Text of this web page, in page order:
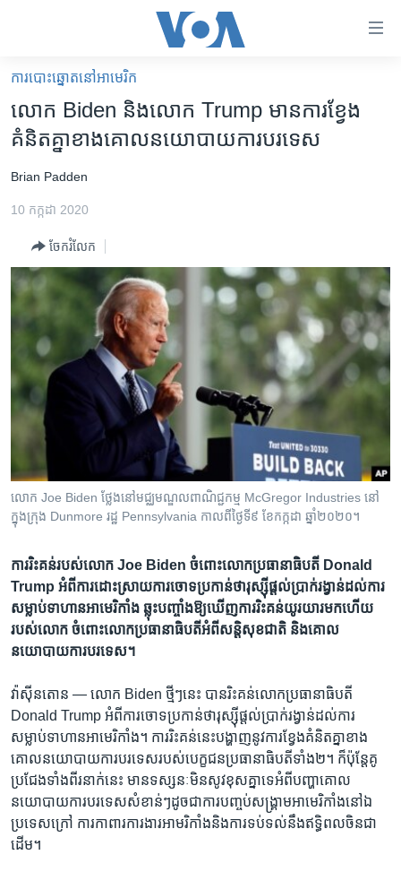
គេហទំព័រ​
ទាក់ទង
រំលង​
និង​
ទំព័រ​
ម្តង
រំលង​
និង​
រចនា
ទៅ​
កាន់​
អន្តរជាតិ
ហេឡូវីអូអេ
កម្ពុជាច្នៃប្រតិដ្ឋ
ព្រឹត្តិការណ៍ព័ត៌មាន
ទូរទស្សន៍ / វីដេអូ​
វិទ្យុ / ផតខាសថ៍
កម្មវិធីទាំងអស់
Khmer English
បណ្តាញ​សង្គម
ភាសា
ការបោះឆ្នោតនៅអាមេរិក
​លោក Biden និង​លោក Trump មាន​ការ​ខ្វែង​
គំនិត​គ្នា​ខាង​គោល​នយោបាយ​ការបរទេស
Brian Padden
10 កក្កដា 2020
ចែករំលែក
លោក Joe Biden ថ្លែង​នៅ​មជ្ឈមណ្ឌល​ពាណិជ្ជកម្ម McGregor Industries នៅ​
ក្នុង​ក្រុង Dunmore រដ្ឋ Pennsylvania កាលពី​ថ្ងៃទី៩ ខែកក្កដា ឆ្នាំ២០២០។
​ការ​​រិះ​គន់​​របស់លោក Joe Biden ចំពោះ​​លោក​ប្រធានាធិបតី​ Donald
Trump អំពីការ​ដោះស្រាយ​​ការ​ចោទ​ប្រកាន់​ថា​​រុស្ស៊ី​ផ្តល់​​ប្រាក់​​រង្វាន់​ដល់​ការ​
សម្លាប់​ទាហាន​​អាមេរិកាំង ​ឆ្លុះ​បញ្ចាំង​ឱ្យ​ឃើញ​ការ​រិះគន់​យូរយារ​មក​ហើយ​
របស់​លោក​ ចំពោះ​លោក​ប្រធានាធិបតី​អំពី​សន្តិសុខ​ជាតិ​ និង​គោល​
នយោបាយ​ការ​បរទេស។
វ៉ាស៊ីនតោន — លោក Biden ថ្មី​ៗ​នេះ បាន​រិះគន់លោក​ប្រធានាធិបតី
Donald Trump អំពី​ការចោទ​ប្រកាន់​ថា​រុស្ស៊ី​ផ្តល់ប្រាក់រង្វាន់​ដល់​ការ​
សម្លាប់​ទាហានអាមេរិកាំង។ ការ​រិះ​គន់​នេះ​បង្ហាញ​នូវការ​ខ្វែង​គំនិត​គ្នា​ខាង​
គោល​នយោបាយ​ការបរទេស​របស់​បេក្ខជន​ប្រធានាធិបតី​ទាំង​២។​ ក៏​ប៉ុន្តែគូ​
ប្រជែង​ទាំងពីរ​នាក់នេះ​ មានទស្ស​នៈ​មិន​សូវខុស​គ្នា​ទេអំពី​បញ្ហាគោល​
នយោបាយ​ការ​បរទេសសំខាន់ៗ​ដូចជា​ការបញ្ចប់​សង្គ្រាម​អាមេរិកាំ​ង​នៅ​ឯ​
ប្រទេស​ក្រៅ​ ការ​កាពារ​ការងារ​អាមរិកាំងនិង​ការ​ទប់​ទល់នឹង​ឥទ្ធិពល​ចិន​ជា​
ដើម។​